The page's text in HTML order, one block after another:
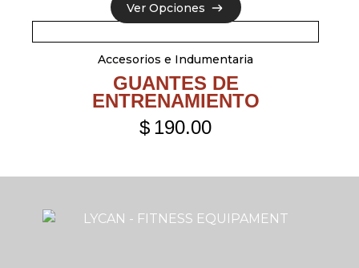
Ver Opciones
Ver Opciones
Accesorios e Indumentaria
GUANTES DE
ENTRENAMIENTO
$ 190.00